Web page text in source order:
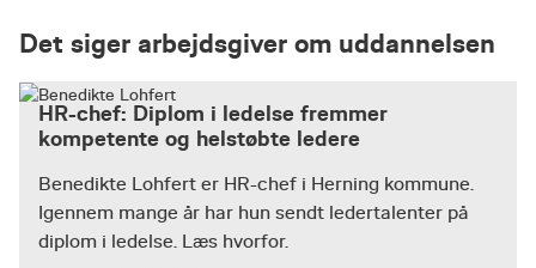
Det siger arbejdsgiver om uddannelsen
HR-chef: Diplom i ledelse fremmer
kompetente og helstøbte ledere
Benedikte Lohfert er HR-chef i Herning kommune.
Igennem mange år har hun sendt ledertalenter på
diplom i ledelse. Læs hvorfor.